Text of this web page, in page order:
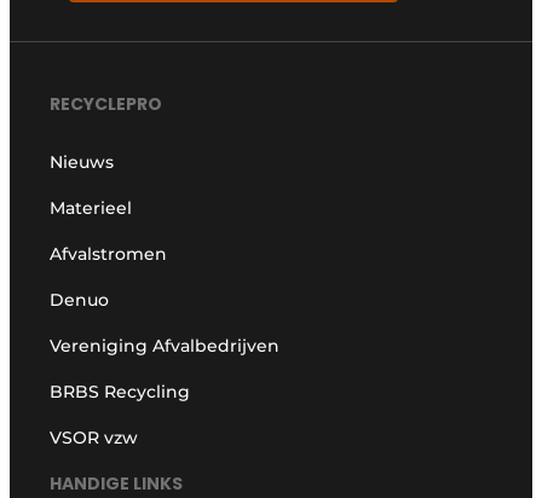
RECYCLEPRO
Nieuws
Materieel
Afvalstromen
Denuo
Vereniging Afvalbedrijven
BRBS Recycling
VSOR vzw
HANDIGE LINKS